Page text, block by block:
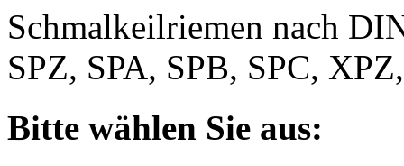
Schmalkeilriemen nach
SPZ, SPA, SPB, SPC,
Bitte wählen Sie aus: